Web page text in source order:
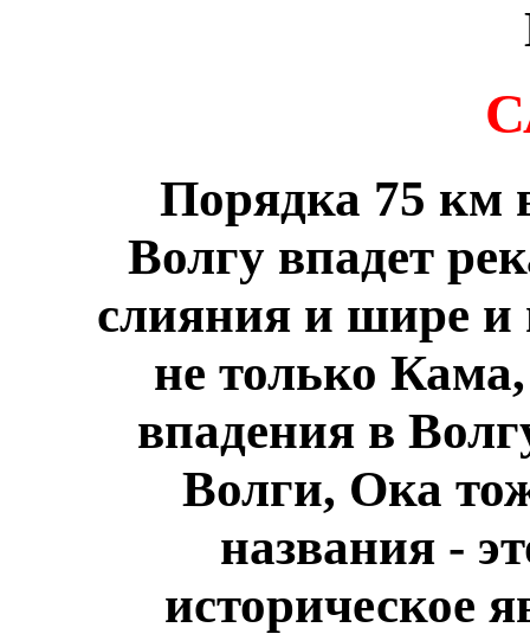
Порядка 75 км
Волгу впадет
слияния и шире и
не только
впадения в
Волги, Ока
названия -
историческое